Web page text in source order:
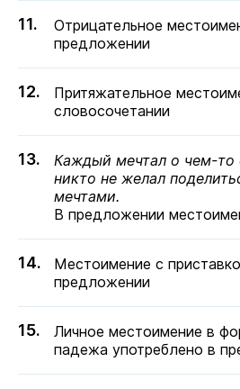
Отрицательное
предложении
Притяжательное
словосочетании
Каждый мечтал о чем-то
никто не желал
мечтами.
В предложении
Местоимение с
предложении
Личное местоимение в
падежа употреблено в